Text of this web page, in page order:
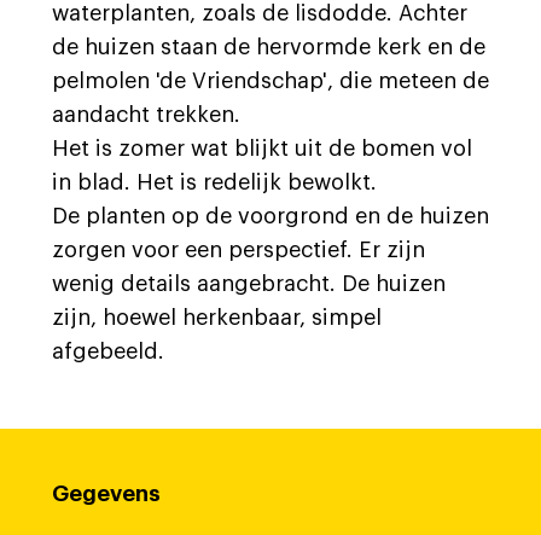
waterplanten, zoals de lisdodde. Achter
de huizen staan de hervormde kerk en de
pelmolen 'de Vriendschap', die meteen de
aandacht trekken.
Het is zomer wat blijkt uit de bomen vol
in blad. Het is redelijk bewolkt.
De planten op de voorgrond en de huizen
zorgen voor een perspectief. Er zijn
wenig details aangebracht. De huizen
zijn, hoewel herkenbaar, simpel
afgebeeld.
Gegevens